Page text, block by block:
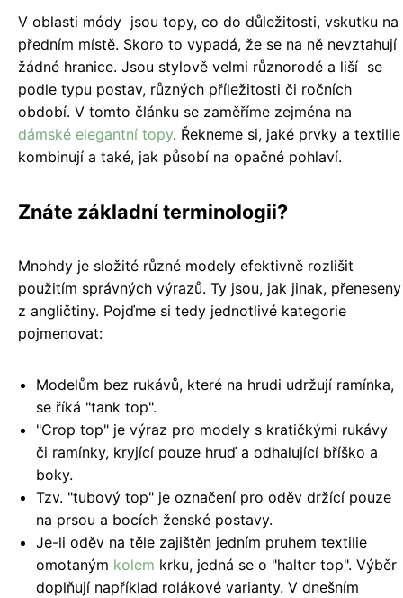
V oblasti módy jsou topy, co do důležitosti, vskutku na
předním místě. Skoro to vypadá, že se na ně nevztahují
žádné hranice. Jsou stylově velmi různorodé a liší se
podle typu postav, různých příležitosti či ročních
období. V tomto článku se zaměříme zejména na
dámské elegantní topy. Řekneme si, jaké prvky a textilie
kombinují a také, jak působí na opačné pohlaví.
Znáte základní terminologii?
Mnohdy je složité různé modely efektivně rozlišit
použitím správných výrazů. Ty jsou, jak jinak, přeneseny
z angličtiny. Pojďme si tedy jednotlivé kategorie
pojmenovat:
Modelům bez rukávů, které na hrudi udržují ramínka,
se říká "tank top".
"Crop top" je výraz pro modely s kratičkými rukávy
či ramínky, kryjící pouze hruď a odhalující bříško a
boky.
Tzv. "tubový top" je označení pro oděv držící pouze
na prsou a bocích ženské postavy.
Je-li oděv na těle zajištěn jedním pruhem textilie
omotaným kolem krku, jedná se o "halter top". Výběr
doplňují například rolákové varianty. V dnešním